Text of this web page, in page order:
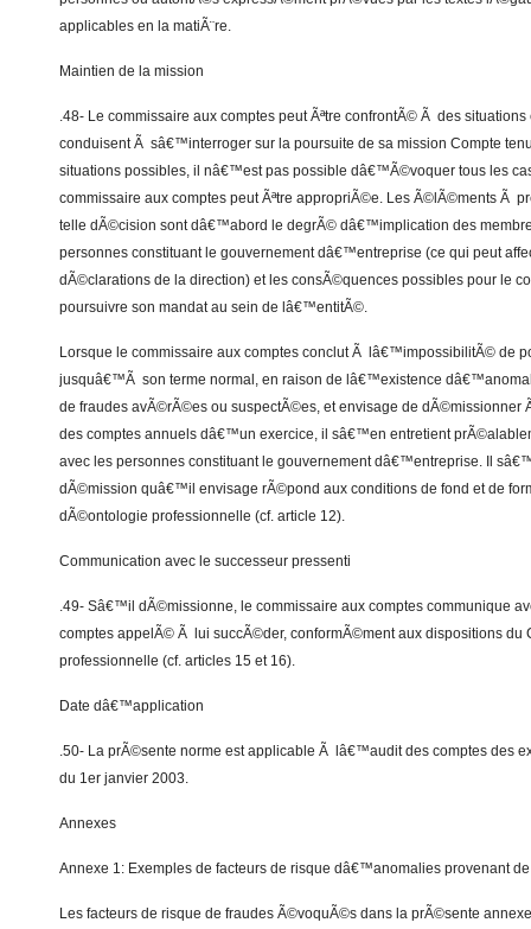
applicables en la matiÃ¨re.
Maintien de la mission
.48- Le commissaire aux comptes peut Ãªtre confrontÃ© Ã des
conduisent Ã sâ€™interroger sur la poursuite de sa mission Compte
situations possibles, il nâ€™est pas possible dâ€™Ã©voquer tous les
commissaire aux comptes peut Ãªtre appropriÃ©e. Les Ã©lÃ©ments Ã
telle dÃ©cision sont dâ€™abord le degrÃ© dâ€™implication des
personnes constituant le gouvernement dâ€™entreprise (ce qui peut
dÃ©clarations de la direction) et les consÃ©quences possibles pour le
poursuivre son mandat au sein de lâ€™entitÃ©.
Lorsque le commissaire aux comptes conclut Ã lâ€™impossibilitÃ© de
jusquâ€™Ã son terme normal, en raison de lâ€™existence
de fraudes avÃ©rÃ©es ou suspectÃ©es, et envisage de
des comptes annuels dâ€™un exercice, il sâ€™en entretient
avec les personnes constituant le gouvernement dâ€™entreprise. Il
dÃ©mission quâ€™il envisage rÃ©pond aux conditions de fond et de
dÃ©ontologie professionnelle (cf. article 12).
Communication avec le successeur pressenti
.49- Sâ€™il dÃ©missionne, le commissaire aux comptes communique
comptes appelÃ© Ã lui succÃ©der, conformÃ©ment aux dispositions du
professionnelle (cf. articles 15 et 16).
Date dâ€™application
.50- La prÃ©sente norme est applicable Ã lâ€™audit des comptes des
du 1er janvier 2003.
Annexes
Annexe 1: Exemples de facteurs de risque dâ€™anomalies provenant
Les facteurs de risque de fraudes Ã©voquÃ©s dans la prÃ©sente